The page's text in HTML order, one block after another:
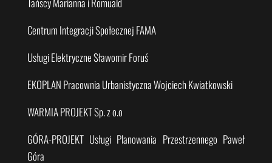
Centrum Integracji Społecznej FAMA
Usługi Elektryczne Sławomir Foruś
EKOPLAN Pracownia Urbanistyczna Wojciech Kwiatkowski
WARMIA PROJEKT Sp. z o.o
GÓRA-PROJEKT Usługi Planowania Przestrzennego Paweł
Góra